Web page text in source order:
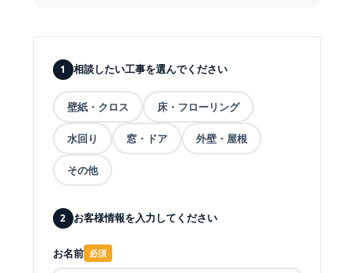
1 相談したい工事を選んでください
壁紙・クロス 床・フローリング
水回り 窓・ドア 外壁・屋根
その他
2 お客様情報を入力してください
お名前 必須